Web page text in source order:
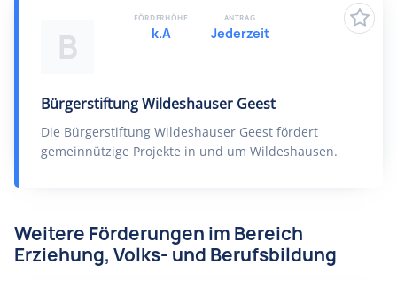
B
Bürgerstiftung Wildeshauser Geest
Die Bürgerstiftung Wildeshauser Geest fördert
gemeinnützige Projekte in und um Wildeshausen.
FÖRDERHÖHE
k.A
ANTRAG
Jederzeit
Weitere Förderungen im Bereich
Erziehung, Volks- und Berufsbildung